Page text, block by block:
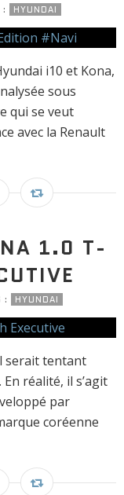
: HYUNDAI
i10 et Kona,
sous
qui se veut
avec la Renault
1.0 T-
: HYUNDAI
serait tentant
réalité, il s’agit
par
coréenne